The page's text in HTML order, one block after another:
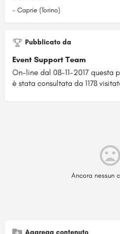
- Caprie (Torino)
Pubblicato da
Event Support Team
On-line dal 08-11-2017 questa
è stata consultata da 1178
Ancora nessun
Aggrega contenuto